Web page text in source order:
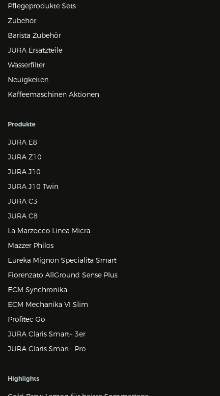
Pflegeprodukte Sets
Zubehör
Barista Zubehör
JURA Ersatzteile
Wasserfilter
Neuigkeiten
Kaffeemaschinen Aktionen
Produkte
JURA E8
JURA Z10
JURA J10
JURA J10 Twin
JURA C3
JURA C8
La Marzocco Linea Micra
Mazzer Philos
Eureka Mignon Specialita Smart
Fiorenzato AllGround Sense Plus
ECM Synchronika
ECM Mechanika VI Slim
Profitec Go
JURA Claris Smart+ 3er
JURA Claris Smart+ Pro
Highlights